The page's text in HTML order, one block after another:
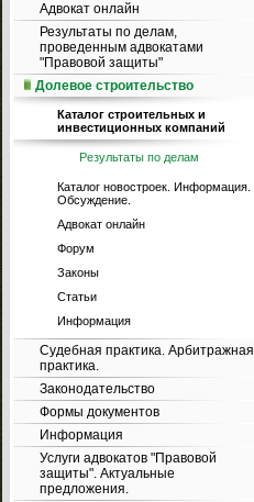
Адвокат онлайн
Результаты по делам,
проведенным адвокатами
"Правовой защиты"
Долевое строительство
Каталог строительных и
инвестиционных компаний
Результаты по делам
Каталог новостроек. Информация.
Обсуждение.
Адвокат онлайн
Форум
Законы
Статьи
Информация
Судебная практика. Арбитражная
практика.
Законодательство
Формы документов
Информация
Услуги адвокатов "Правовой
защиты". Актуальные
предложения.